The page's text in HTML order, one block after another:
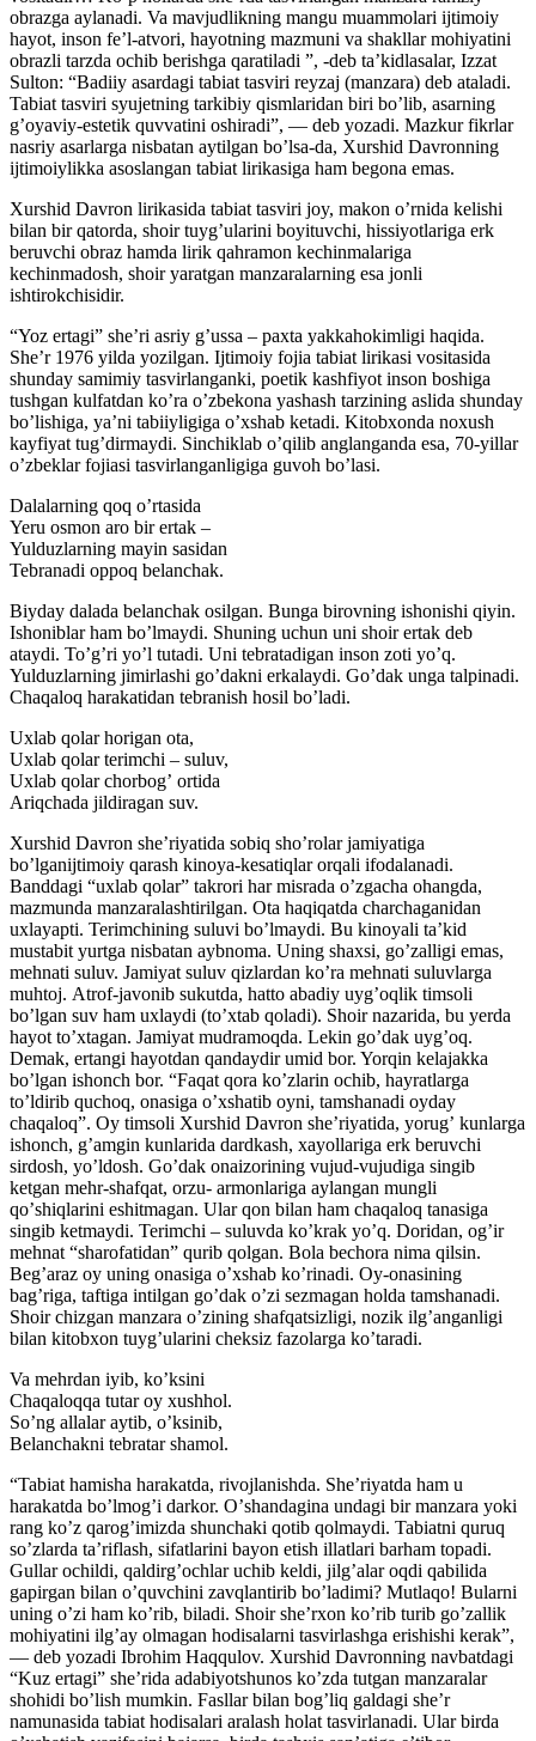
obrazga aylanadi. Va mavjudlikning mangu muammolari ijtimoiy
hayot, inson feʼl-atvori, hayotning mazmuni va shakllar mohiyatini
obrazli tarzda ochib berishga qaratiladi ”, -deb taʼkidlasalar, Izzat
Sulton: “Badiiy asardagi tabiat tasviri reyzaj (manzara) deb ataladi.
Tabiat tasviri syujetning tarkibiy qismlaridan biri boʼlib, asarning
gʼoyaviy-estetik quvvatini oshiradi”, — deb yozadi. Mazkur fikrlar
nasriy asarlarga nisbatan aytilgan boʼlsa-da, Xurshid Davronning
ijtimoiylikka asoslangan tabiat lirikasiga ham begona emas.
Xurshid Davron lirikasida tabiat tasviri joy, makon oʼrnida kelishi
bilan bir qatorda, shoir tuygʼularini boyituvchi, hissiyotlariga erk
beruvchi obraz hamda lirik qahramon kechinmalariga
kechinmadosh, shoir yaratgan manzaralarning esa jonli
ishtirokchisidir.
“Yoz ertagi” sheʼri asriy gʼussa – paxta yakkahokimligi haqida.
Sheʼr 1976 yilda yozilgan. Ijtimoiy fojia tabiat lirikasi vositasida
shunday samimiy tasvirlanganki, poetik kashfiyot inson boshiga
tushgan kulfatdan koʼra oʼzbekona yashash tarzining aslida shunday
boʼlishiga, yaʼni tabiiyligiga oʼxshab ketadi. Kitobxonda noxush
kayfiyat tugʼdirmaydi. Sinchiklab oʼqilib anglanganda esa, 70-yillar
oʼzbeklar fojiasi tasvirlanganligiga guvoh boʼlasi.
Dalalarning qoq oʼrtasida
Yeru osmon aro bir ertak –
Yulduzlarning mayin sasidan
Tebranadi oppoq belanchak.
Biyday dalada belanchak osilgan. Bunga birovning ishonishi qiyin.
Ishoniblar ham boʼlmaydi. Shuning uchun uni shoir ertak deb
ataydi. Toʼgʼri yoʼl tutadi. Uni tebratadigan inson zoti yoʼq.
Yulduzlarning jimirlashi goʼdakni erkalaydi. Goʼdak unga talpinadi.
Chaqaloq harakatidan tebranish hosil boʼladi.
Uxlab qolar horigan ota,
Uxlab qolar terimchi – suluv,
Uxlab qolar chorbogʼ ortida
Аriqchada jildiragan suv.
Xurshid Davron sheʼriyatida sobiq shoʼrolar jamiyatiga
boʼlganijtimoiy qarash kinoya-kesatiqlar orqali ifodalanadi.
Banddagi “uxlab qolar” takrori har misrada oʼzgacha ohangda,
mazmunda manzaralashtirilgan. Ota haqiqatda charchaganidan
uxlayapti. Terimchining suluvi boʼlmaydi. Bu kinoyali taʼkid
mustabit yurtga nisbatan aybnoma. Uning shaxsi, goʼzalligi emas,
mehnati suluv. Jamiyat suluv qizlardan koʼra mehnati suluvlarga
muhtoj. Аtrof-javonib sukutda, hatto abadiy uygʼoqlik timsoli
boʼlgan suv ham uxlaydi (toʼxtab qoladi). Shoir nazarida, bu yerda
hayot toʼxtagan. Jamiyat mudramoqda. Lekin goʼdak uygʼoq.
Demak, ertangi hayotdan qandaydir umid bor. Yorqin kelajakka
boʼlgan ishonch bor. “Faqat qora koʼzlarin ochib, hayratlarga
toʼldirib quchoq, onasiga oʼxshatib oyni, tamshanadi oyday
chaqaloq”. Oy timsoli Xurshid Davron sheʼriyatida, yorugʼ kunlarga
ishonch, gʼamgin kunlarida dardkash, xayollariga erk beruvchi
sirdosh, yoʼldosh. Goʼdak onaizorining vujud-vujudiga singib
ketgan mehr-shafqat, orzu- armonlariga aylangan mungli
qoʼshiqlarini eshitmagan. Ular qon bilan ham chaqaloq tanasiga
singib ketmaydi. Terimchi – suluvda koʼkrak yoʼq. Doridan, ogʼir
mehnat “sharofatidan” qurib qolgan. Bola bechora nima qilsin.
Begʼaraz oy uning onasiga oʼxshab koʼrinadi. Oy-onasining
bagʼriga, taftiga intilgan goʼdak oʼzi sezmagan holda tamshanadi.
Shoir chizgan manzara oʼzining shafqatsizligi, nozik ilgʼanganligi
bilan kitobxon tuygʼularini cheksiz fazolarga koʼtaradi.
Va mehrdan iyib, koʼksini
Chaqaloqqa tutar oy xushhol.
Soʼng allalar aytib, oʼksinib,
Belanchakni tebratar shamol.
“Tabiat hamisha harakatda, rivojlanishda. Sheʼriyatda ham u
harakatda boʼlmogʼi darkor. Oʼshandagina undagi bir manzara yoki
rang koʼz qarogʼimizda shunchaki qotib qolmaydi. Tabiatni quruq
soʼzlarda taʼriflash, sifatlarini bayon etish illatlari barham topadi.
Gullar ochildi, qaldirgʼochlar uchib keldi, jilgʼalar oqdi qabilida
gapirgan bilan oʼquvchini zavqlantirib boʼladimi? Mutlaqo! Bularni
uning oʼzi ham koʼrib, biladi. Shoir sheʼrxon koʼrib turib goʼzallik
mohiyatini ilgʼay olmagan hodisalarni tasvirlashga erishishi kerak”,
— deb yozadi Ibrohim Haqqulov. Xurshid Davronning navbatdagi
“Kuz ertagi” sheʼrida adabiyotshunos koʼzda tutgan manzaralar
shohidi boʼlish mumkin. Fasllar bilan bogʼliq galdagi sheʼr
namunasida tabiat hodisalari aralash holat tasvirlanadi. Ular birda